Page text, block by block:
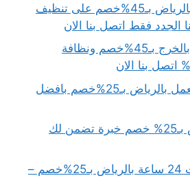
شركة تنظيف بيوت بالرياض بـ45%خصم على تنظيف
الجدد فقط اتصل بنا الان
شركة تنظيف منازل بالخرج بـ45%خصم ونظافة
نشتري الاثاث المستعمل بالرياض بـ25%خصم بافضل
سباك شاطر بالرياض بـ25% خصم خبرة تضمن لك
صيانة مكيفات سبليت 24 ساعة بالرياض بـ25%خصم –